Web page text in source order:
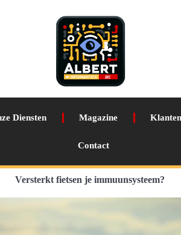
Diensten Magazine
Contact
Versterkt fietsen je immuunsysteem?